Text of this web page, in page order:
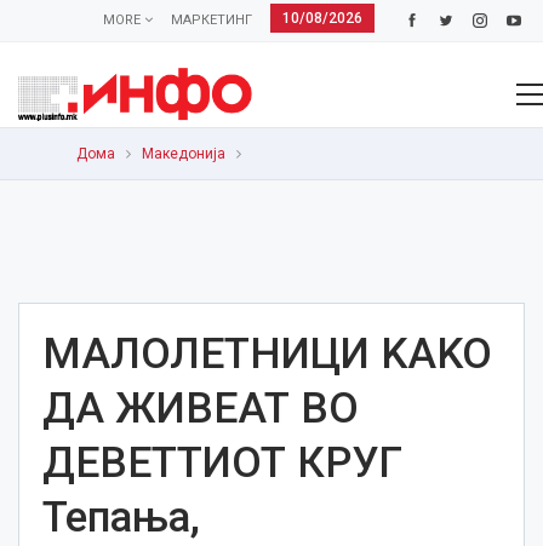
10/08/2026
МАРКЕТИНГ
MORE
Дома Македонија
МАЛОЛЕТНИЦИ KAKO
ДА ЖИВЕАТ ВО
ДЕВЕТТИОТ КРУГ
Тепања,